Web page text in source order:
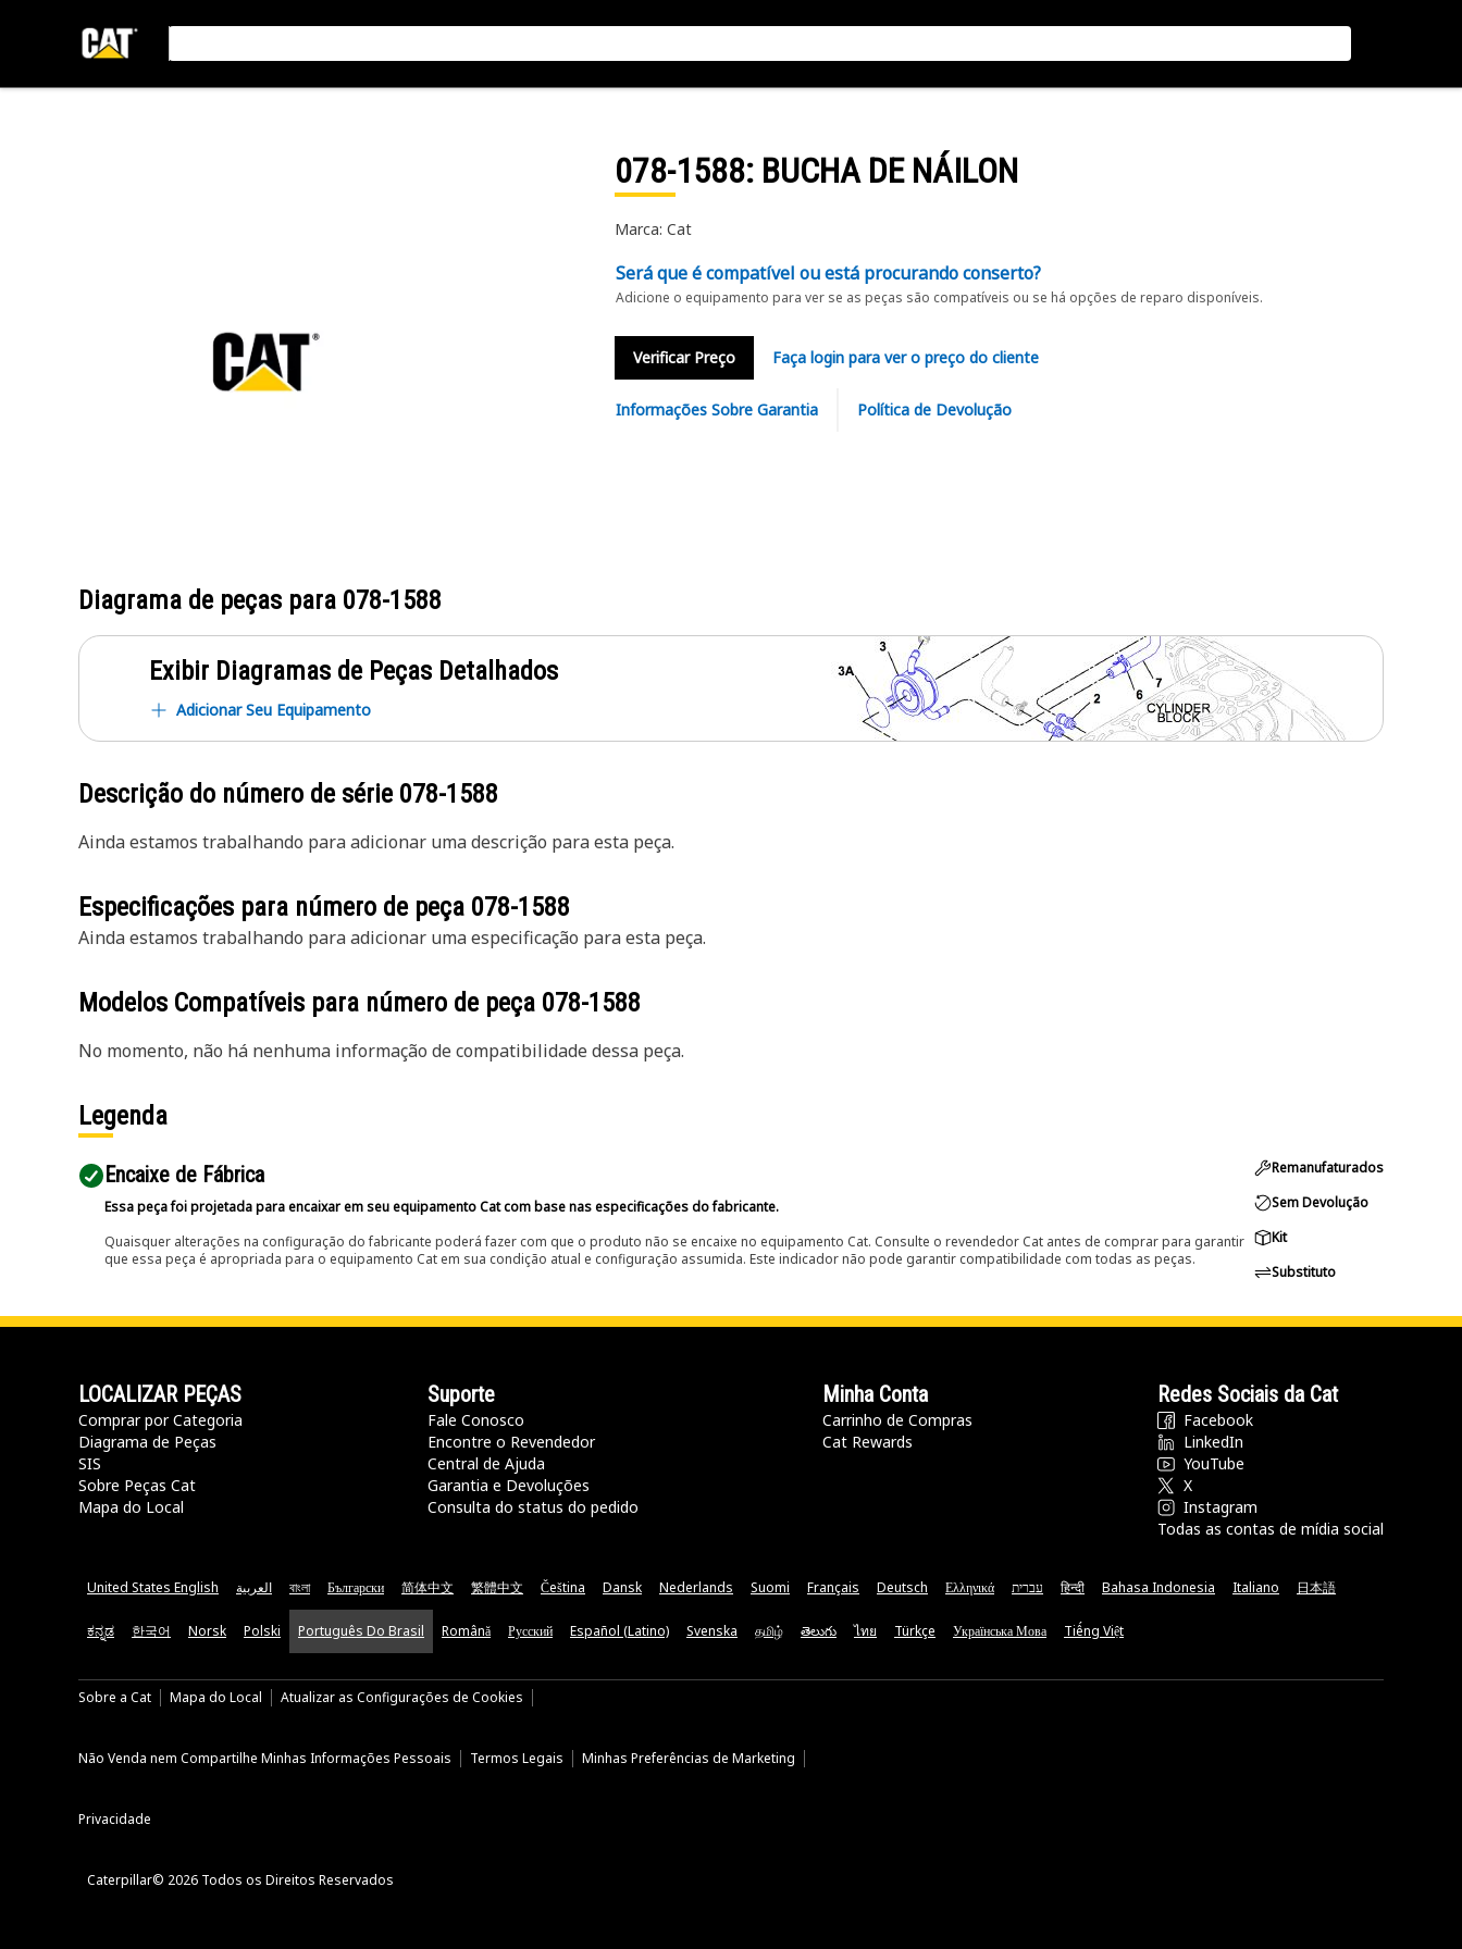
078-1588: BUCHA DE NÁILON
Marca: Cat
Será que é compatível ou está procurando conserto?
Adicione o equipamento para ver se as peças são compatíveis ou se há opções de reparo disponíveis.
Verificar Preço Faça login para ver o preço do cliente
Informações Sobre Garantia Política de Devolução
Diagrama de peças para 078-1588
Exibir Diagramas de Peças Detalhados
Adicionar Seu Equipamento
Descrição do número de série 078-1588
Ainda estamos trabalhando para adicionar uma descrição para esta peça.
Especificações para número de peça 078-1588
Ainda estamos trabalhando para adicionar uma especificação para esta peça.
Modelos Compatíveis para número de peça 078-1588
No momento, não há nenhuma informação de compatibilidade dessa peça.
Legenda
Encaixe de Fábrica
Essa peça foi projetada para encaixar em seu equipamento Cat com base nas especificações do fabricante.
Quaisquer alterações na configuração do fabricante poderá fazer com que o produto não se encaixe no equipamento Cat. Consulte o revendedor Cat antes de comprar para garantir
que essa peça é apropriada para o equipamento Cat em sua condição atual e configuração assumida. Este indicador não pode garantir compatibilidade com todas as peças.
Remanufaturados
Sem Devolução
Kit
Substituto
LOCALIZAR PEÇAS
Comprar por Categoria
Diagrama de Peças
SIS
Sobre Peças Cat
Mapa do Local
Suporte
Fale Conosco
Encontre o Revendedor
Central de Ajuda
Garantia e Devoluções
Consulta do status do pedido
Minha Conta
Carrinho de Compras
Cat Rewards
Redes Sociais da Cat
Facebook
LinkedIn
YouTube
X
Instagram
Todas as contas de mídia social
United States English العربية বাংলা Български 简体中文 繁體中文 Čeština Dansk Nederlands Suomi Français Deutsch Ελληνικά עברית हिन्दी Bahasa Indonesia Italiano 日本語
ಕನ್ನಡ 한국어 Norsk Polski Português Do Brasil Română Русский Español (Latino) Svenska தமிழ் తెలుగు ไทย Türkçe Українська Мова Tiếng Việt
Sobre a Cat Mapa do Local Atualizar as Configurações de Cookies
Não Venda nem Compartilhe Minhas Informações Pessoais Termos Legais Minhas Preferências de Marketing
Privacidade
Caterpillar© 2026 Todos os Direitos Reservados